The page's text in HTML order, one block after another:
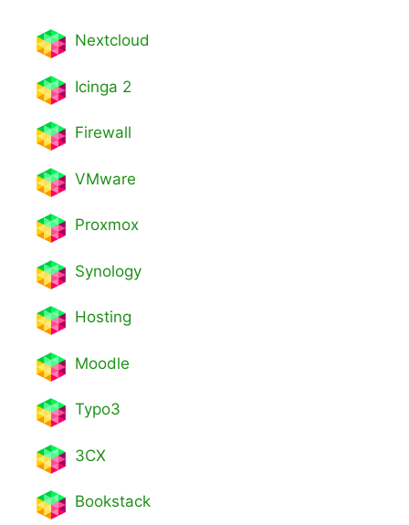
Nextcloud
Icinga 2
Firewall
VMware
Proxmox
Synology
Hosting
Moodle
Typo3
3CX
Bookstack